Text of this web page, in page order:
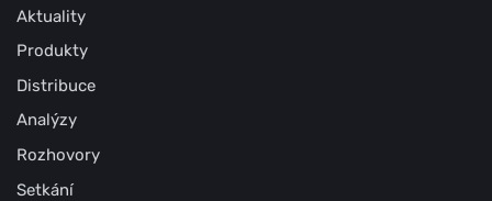
Aktuality
Produkty
Distribuce
Analýzy
Rozhovory
Setkání